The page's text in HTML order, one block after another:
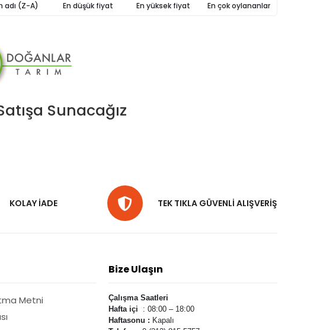
adı (Z-A) En düşük fiyat En yüksek fiyat En çok oylananlar
Sunacağız
KOLAY İADE TEK TIKLA GÜVENLİ ALIŞVERİŞ
Metni
Bize Ulaşın
Çalışma Saatleri
Hafta içi : 08:00 – 18:00
Haftasonu : Kapalı